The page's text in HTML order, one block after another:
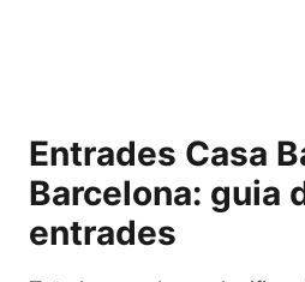
Entrades Casa
Barcelona: guia
entrades